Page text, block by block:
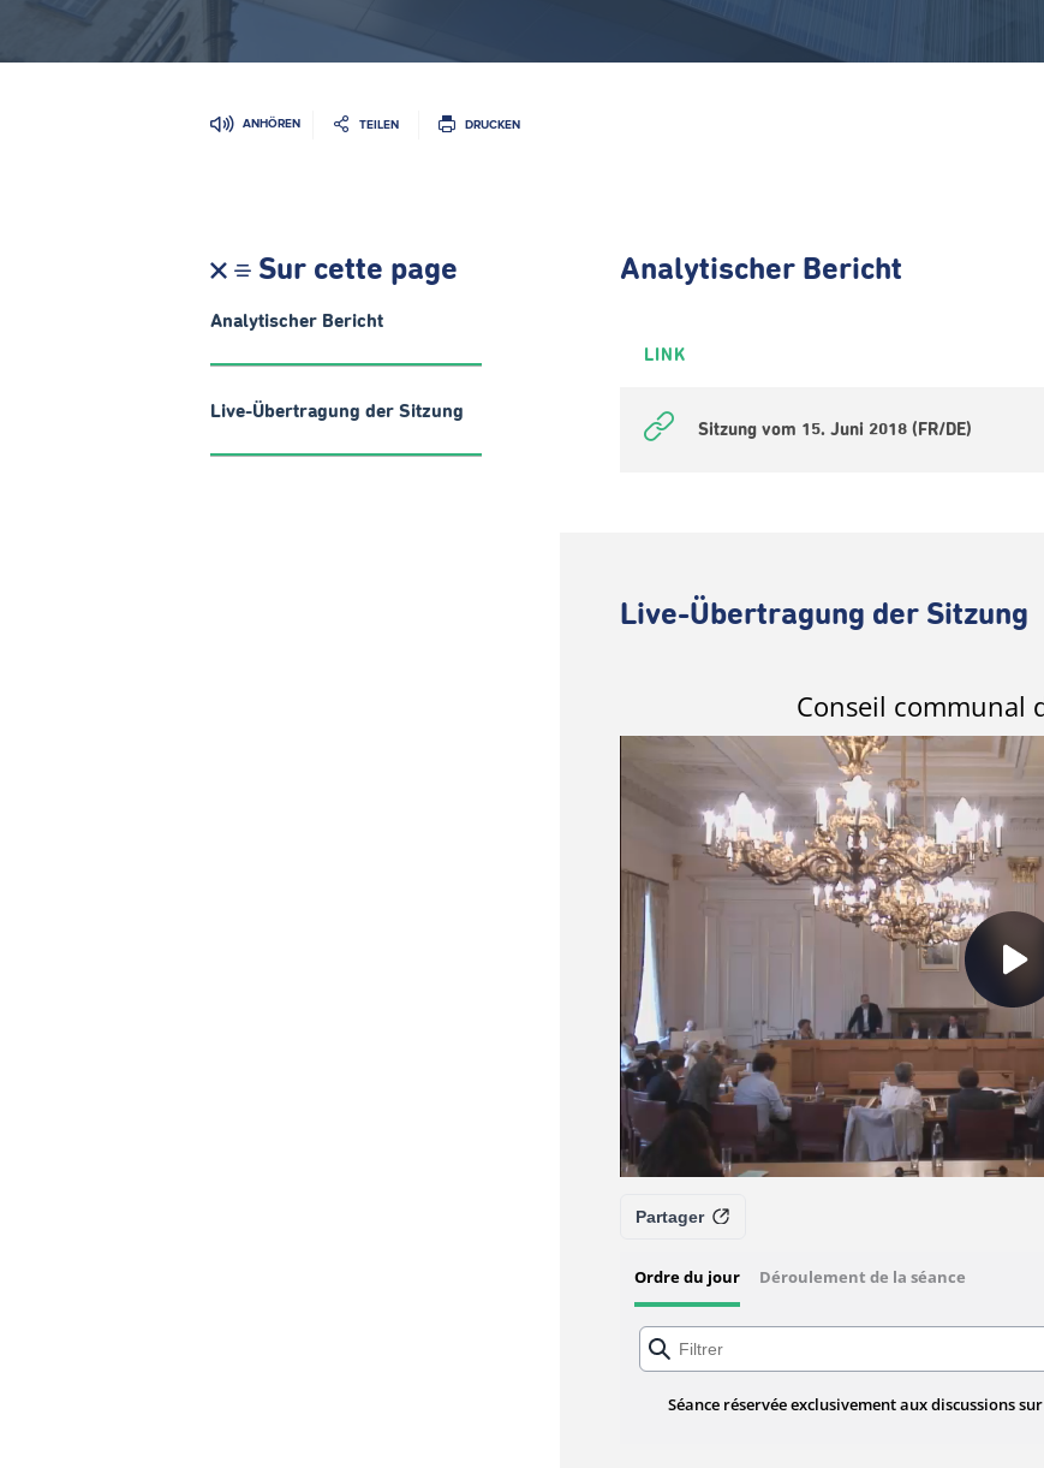
ANHÖREN TEILEN DRUCKEN
Sur cette page
Analytischer Bericht
Live-Übertragung der Sitzung
Analytischer Bericht
LINK
Sitzung vom 15. Juni 2018 (FR/DE)
Live-Übertragung der Sitzung